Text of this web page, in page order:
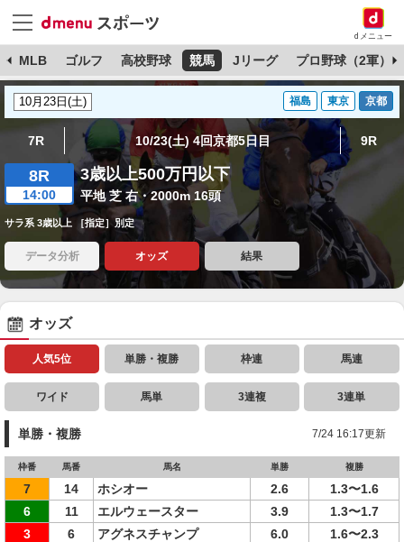
dメニュー
MLB ゴルフ 高校野球 競馬 Jリーグ プロ野球（2軍）
福島 東京 京都
7R 10/23(土) 4回京都5日目 9R
8R
14:00
3歳以上500万円以下
平地 芝 右・2000m 16頭
サラ系 3歳以上 ［指定］別定
データ分析 オッズ 結果
オッズ
人気5位 単勝・複勝 枠連 馬連
ワイド 馬単 3連複 3連単
単勝・複勝 7/24 16:17更新
枠番 馬番 馬名 単勝 複勝
7 14 ホシオー 2.6
1.3〜1.6
6
11 エルウェースター 3.9
1.3〜1.7
3
6 アグネスチャンプ 6.0
1.6〜2.3